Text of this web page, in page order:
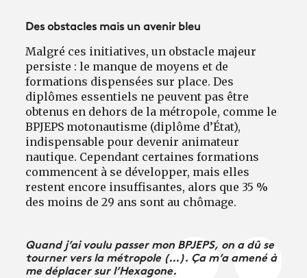
Des obstacles mais un avenir bleu
Malgré ces initiatives, un obstacle majeur
persiste : le manque de moyens et de
formations dispensées sur place. Des
diplômes essentiels ne peuvent pas être
obtenus en dehors de la métropole, comme le
BPJEPS motonautisme (diplôme d’État),
indispensable pour devenir animateur
nautique. Cependant certaines formations
commencent à se développer, mais elles
restent encore insuffisantes, alors que 35 %
des moins de 29 ans sont au chômage.
Quand j’ai voulu passer mon BPJEPS, on a dû se
tourner vers la métropole (…). Ça m’a amené à
me déplacer sur l’Hexagone.